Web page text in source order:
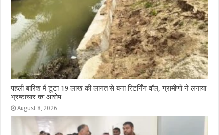
पहली बारिश में टूटा 19 लाख की लागत से बना रिटर्निंग वॉल, ग्रामीणों ने लगाया
भ्रष्टाचार का आरोप
August 8, 2026